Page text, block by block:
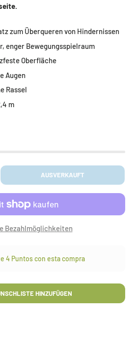
zum Überqueren von Hindernissen
enger Bewegungsspielraum
Oberfläche
Augen
Rassel
m
ERHÖHEN AUSVERKAUFT
Bezahlmöglichkeiten
4 Puntoscon esta compra
HINZUFÜGEN